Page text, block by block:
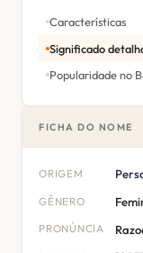
Características
Significado
Popularidade no
FICHA DO NOME
ORIGEM
GÊNERO
PRONÚNCIA